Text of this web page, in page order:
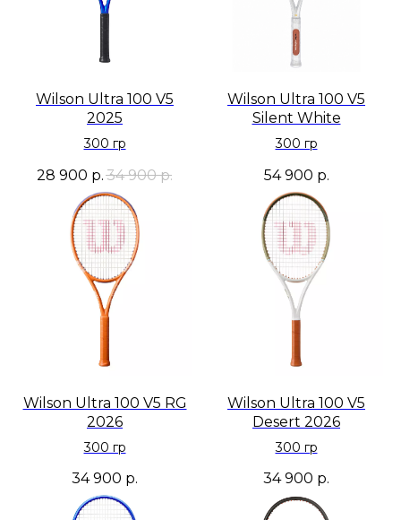
Wilson Ultra 100 V5
2025
300 гр
28 900 р. 34 900 р.
Wilson Ultra 100 V5
Silent White
300 гр
54 900 р.
Wilson Ultra 100 V5 RG
2026
300 гр
34 900 р.
Wilson Ultra 100 V5
Desert 2026
300 гр
34 900 р.